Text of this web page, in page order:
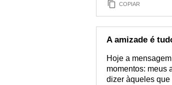
COPIAR
A amizade é
Hoje a
momentos: meus
dizer àqueles que